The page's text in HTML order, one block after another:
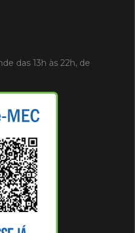
das 13h às 22h, de